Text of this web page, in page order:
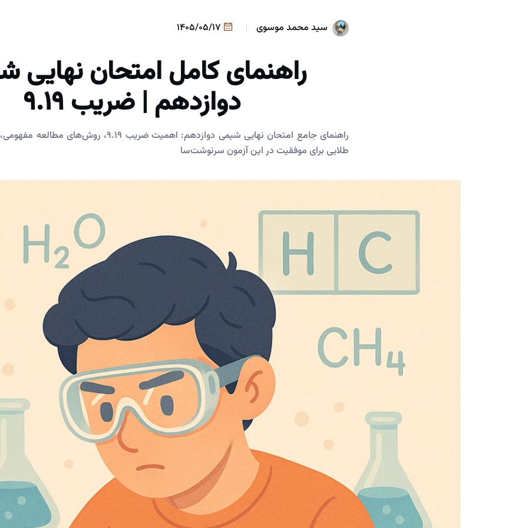
سید محمد موسوی
راهنمای کامل امتحان نهایی
دوازدهم | ضریب 9.19
راهنمای جامع امتحان نهایی شیمی دوازدهم: اهمیت ضریب
طلایی برای موفقیت در این آزمون سرنوشت‌سا